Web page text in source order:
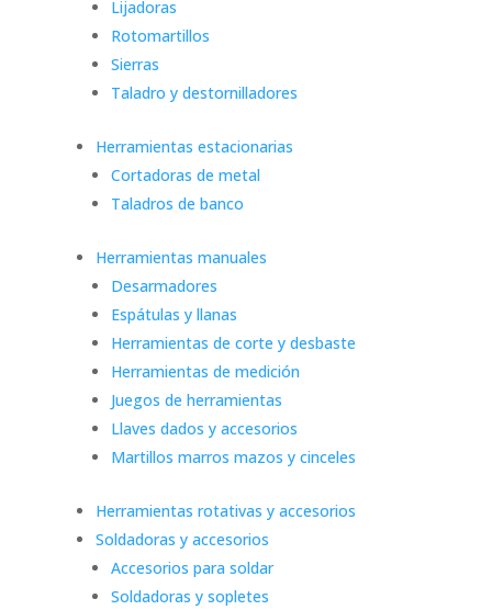
Lijadoras
Rotomartillos
Sierras
Taladro y destornilladores
Herramientas estacionarias
Cortadoras de metal
Taladros de banco
Herramientas manuales
Desarmadores
Espátulas y llanas
Herramientas de corte y desbaste
Herramientas de medición
Juegos de herramientas
Llaves dados y accesorios
Martillos marros mazos y cinceles
Herramientas rotativas y accesorios
Soldadoras y accesorios
Accesorios para soldar
Soldadoras y sopletes